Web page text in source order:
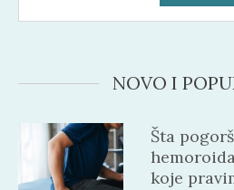
NOVO I
Šta
koje